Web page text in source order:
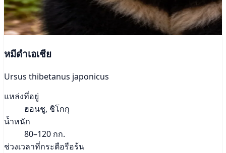
หมีดำเอเชีย
Ursus thibetanus japonicus
แหล่งที่อยู่
ฮอนชู, ชิโกกุ
น้ำหนัก
80–120 กก.
ช่วงเวลาที่กระตือรือร้น